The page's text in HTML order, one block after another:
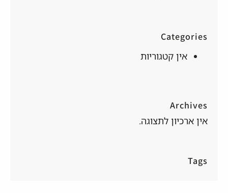
Categories
אין קטגוריות
Archives
אין ארכיון לתצוגה.
Tags